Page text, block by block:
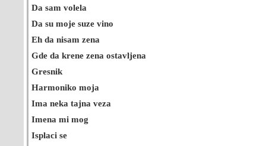
Da sam volela
Da su moje suze vino
Eh da nisam zena
Gde da krene zena ostavljena
Gresnik
Harmoniko moja
Ima neka tajna veza
Imena mi mog
Isplaci se